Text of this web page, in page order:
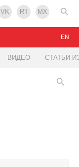
VK RT MX
ВИДЕО СТАТЬИ
EN